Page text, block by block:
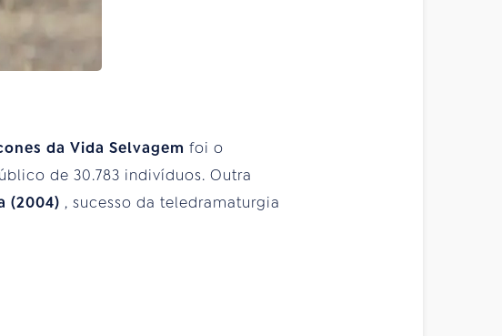
da Vida Selvagem foi o
de 30.783 indivíduos. Outra
(2004) , sucesso da teledramaturgia